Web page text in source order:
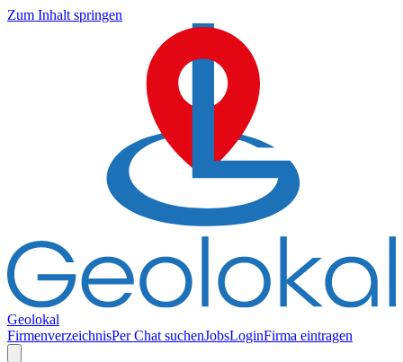
Zum Inhalt springen
Geolokal
FirmenverzeichnisPer Chat suchenJobsLoginFirma eintragen